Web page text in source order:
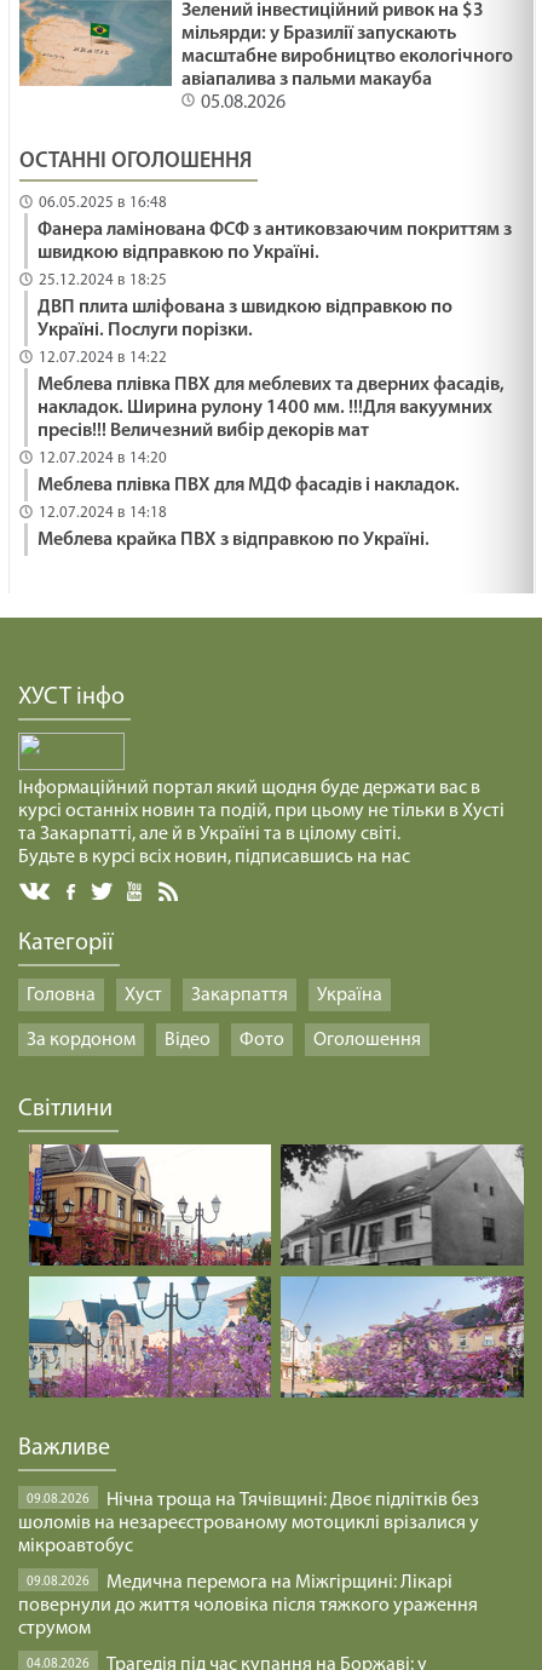
Зелений інвестиційний ривок на $3
мільярди: у Бразилії запускають
масштабне виробництво екологічного
авіапалива з пальми макауба
05.08.2026
ОСТАННІ ОГОЛОШЕННЯ
06.05.2025 в 16:48
Фанера ламінована ФСФ з антиковзаючим покриттям з
швидкою відправкою по Україні.
25.12.2024 в 18:25
ДВП плита шліфована з швидкою відправкою по
Україні. Послуги порізки.
12.07.2024 в 14:22
Меблева плівка ПВХ для меблевих та дверних фасадів,
накладок. Ширина рулону 1400 мм. !!!Для вакуумних
пресів!!! Величезний вибір декорів мат
12.07.2024 в 14:20
Меблева плівка ПВХ для МДФ фасадів і накладок.
12.07.2024 в 14:18
Меблева крайка ПВХ з відправкою по Україні.
ХУСТ інфо
Інформаційний портал який щодня буде держати вас в
курсі останніх новин та подій, при цьому не тільки в Хусті
та Закарпатті, але й в Україні та в цілому світі.
Будьте в курсі всіх новин, підписавшись на нас
Категорії
Головна Хуст Закарпаття Україна
За кордоном Відео Фото Оголошення
Світлини
Важливе
09.08.2026
Нічна троща на Тячівщині: Двоє підлітків без
шоломів на незареєстрованому мотоциклі врізалися у
мікроавтобус
09.08.2026
Медична перемога на Міжгірщині: Лікарі
повернули до життя чоловіка після тяжкого ураження
струмом
04.08.2026 Трагедія під час купання на Боржаві: у